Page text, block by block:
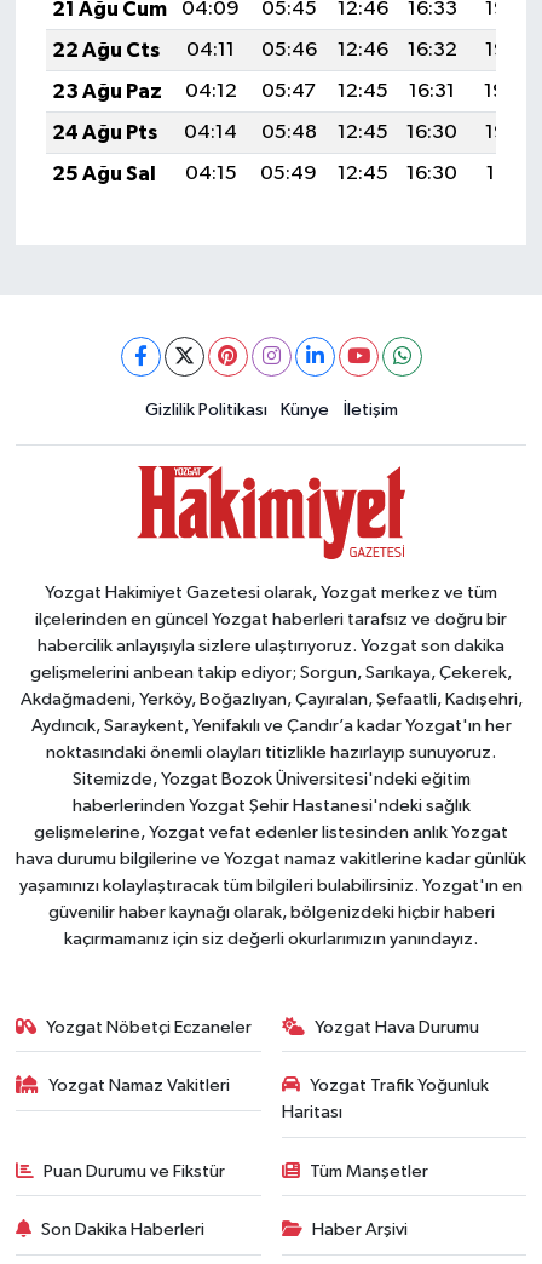
21 Ağu Cum 04:09 05:45 12:46 16:33
19:37
22 Ağu Cts
04:11 05:46 12:46 16:32
19:35
23 Ağu Paz
04:12 05:47 12:45 16:31
19:34
24 Ağu Pts
04:14 05:48 12:45 16:30
19:32
25 Ağu Sal
04:15 05:49 12:45 16:30 19:31
Gizlilik Politikası Künye İletişim
Yozgat Hakimiyet Gazetesi olarak, Yozgat merkez ve tüm
ilçelerinden en güncel Yozgat haberleri tarafsız ve doğru bir
habercilik anlayışıyla sizlere ulaştırıyoruz. Yozgat son dakika
gelişmelerini anbean takip ediyor; Sorgun, Sarıkaya, Çekerek,
Akdağmadeni, Yerköy, Boğazlıyan, Çayıralan, Şefaatli, Kadışehri,
Aydıncık, Saraykent, Yenifakılı ve Çandır’a kadar Yozgat'ın her
noktasındaki önemli olayları titizlikle hazırlayıp sunuyoruz.
Sitemizde, Yozgat Bozok Üniversitesi'ndeki eğitim
haberlerinden Yozgat Şehir Hastanesi'ndeki sağlık
gelişmelerine, Yozgat vefat edenler listesinden anlık Yozgat
hava durumu bilgilerine ve Yozgat namaz vakitlerine kadar günlük
yaşamınızı kolaylaştıracak tüm bilgileri bulabilirsiniz. Yozgat'ın en
güvenilir haber kaynağı olarak, bölgenizdeki hiçbir haberi
kaçırmamanız için siz değerli okurlarımızın yanındayız.
Yozgat Nöbetçi Eczaneler Yozgat Hava Durumu
Yozgat Namaz Vakitleri
Yozgat Trafik Yoğunluk
Haritası
Puan Durumu ve Fikstür Tüm Manşetler
Son Dakika Haberleri Haber Arşivi